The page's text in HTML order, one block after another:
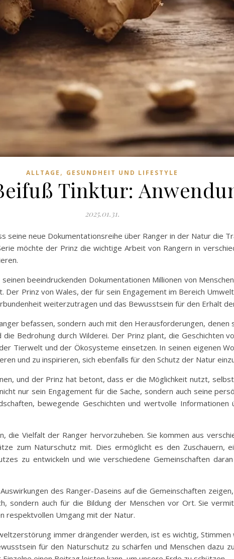
ALLTAGE , GESUNDHEIT UND LIFESTYLE
Tinktur:
2025.01.31.
seine neue Dokumentationsreihe über Ranger in der Natur die
möchte der Prinz die wichtige Arbeit von Rangern in
beeindruckenden Dokumentationen Millionen von
Prinz von Wales, der für sein Engagement im Bereich
weiterzutragen und das Bewusstsein für den Erhalt
befassen, sondern auch mit den Herausforderungen,
Bedrohung durch Wilderei. Der Prinz plant, die Geschichten
Tierwelt und der Ökosysteme einsetzen. In seinen eigenen
und zu inspirieren, sich ebenfalls für den Schutz der Natur
und der Prinz hat betont, dass er die Möglichkeit nutzt,
nur sein Engagement für die Sache, sondern auch seine
bewegende Geschichten und wertvolle
Vielfalt der Ranger hervorzuheben. Sie kommen aus
zum Naturschutz mit. Dies ermöglicht es den Zuschauern,
zu entwickeln und wie verschiedene Gemeinschaften
des Ranger-Daseins auf die Gemeinschaften
sondern auch für die Bildung der Menschen vor Ort. Sie
respektvollen Umgang mit der Natur.
immer drängender werden, ist es wichtig, Stimmen
für den Naturschutz zu schärfen und Menschen dazu